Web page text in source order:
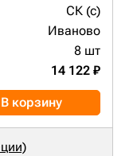
СК (c)
Иваново
8 шт
14 122 ₽
В корзину